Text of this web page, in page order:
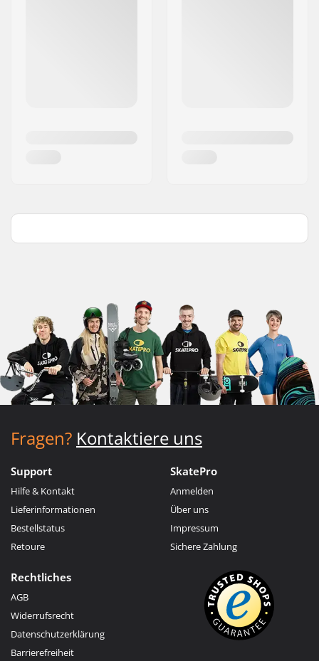
Fragen? Kontaktiere uns
Support
Hilfe & Kontakt
Lieferinformationen
Bestellstatus
Retoure
SkatePro
Anmelden
Über uns
Impressum
Sichere Zahlung
Rechtliches
AGB
Widerrufsrecht
Datenschutzerklärung
Barrierefreiheit